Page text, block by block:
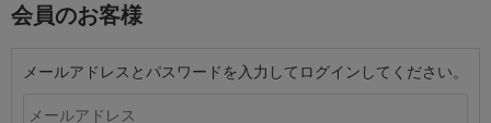
会員のお客様
メールアドレスとパスワードを入力してログインしてください。